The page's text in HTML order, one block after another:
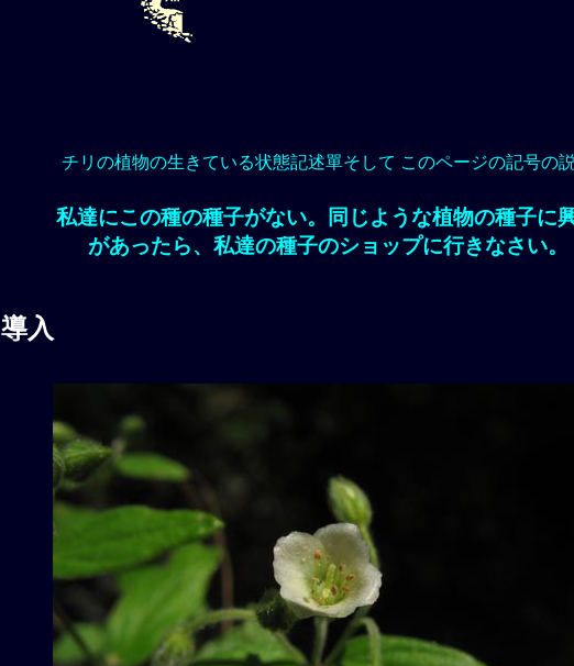
チリの植物の生きている状態記述單そして このページの記号の
私達にこの種の種子がない。同じような植物の種子に
があったら、私達の種子のショップに行きなさい。
導入